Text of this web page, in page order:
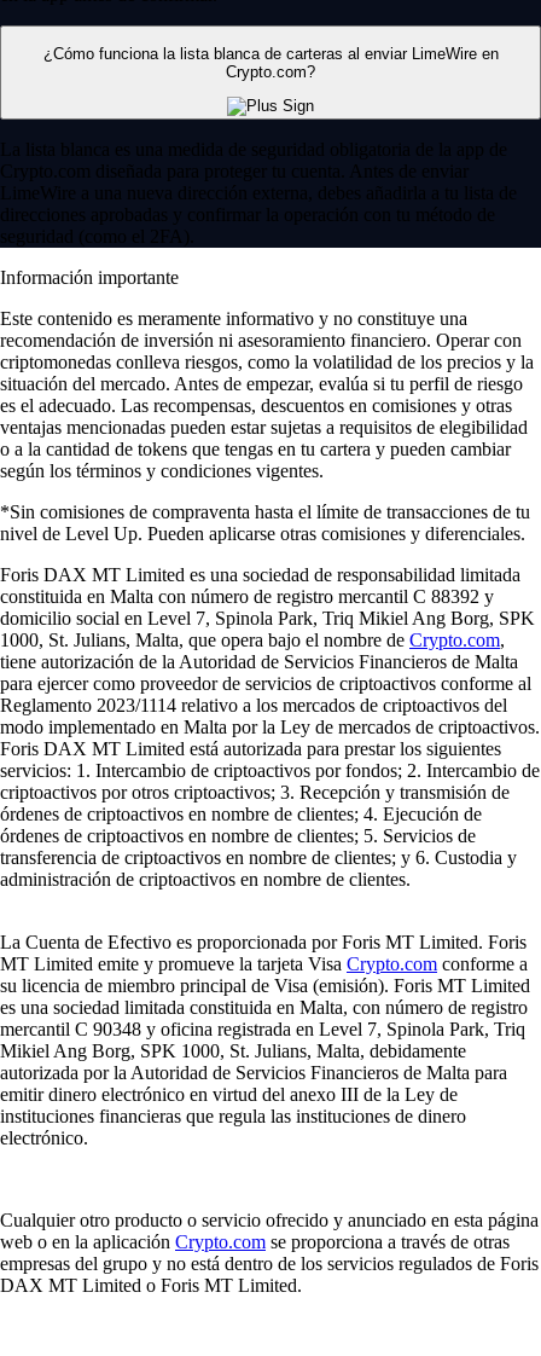
¿Cómo funciona la lista blanca de carteras al enviar LimeWire en
Crypto.com?
La lista blanca es una medida de seguridad obligatoria de la app de
Crypto.com diseñada para proteger tu cuenta. Antes de enviar
LimeWire a una nueva dirección externa, debes añadirla a tu lista de
direcciones aprobadas y confirmar la operación con tu método de
seguridad (como el 2FA).
Información importante
Este contenido es meramente informativo y no constituye una
recomendación de inversión ni asesoramiento financiero. Operar con
criptomonedas conlleva riesgos, como la volatilidad de los precios y la
situación del mercado. Antes de empezar, evalúa si tu perfil de riesgo
es el adecuado. Las recompensas, descuentos en comisiones y otras
ventajas mencionadas pueden estar sujetas a requisitos de elegibilidad
o a la cantidad de tokens que tengas en tu cartera y pueden cambiar
según los términos y condiciones vigentes.
*Sin comisiones de compraventa hasta el límite de transacciones de tu
nivel de Level Up. Pueden aplicarse otras comisiones y diferenciales.
Foris DAX MT Limited es una sociedad de responsabilidad limitada
constituida en Malta con número de registro mercantil C 88392 y
domicilio social en Level 7, Spinola Park, Triq Mikiel Ang Borg, SPK
1000, St. Julians, Malta, que opera bajo el nombre de Crypto.com,
tiene autorización de la Autoridad de Servicios Financieros de Malta
para ejercer como proveedor de servicios de criptoactivos conforme al
Reglamento 2023/1114 relativo a los mercados de criptoactivos del
modo implementado en Malta por la Ley de mercados de criptoactivos.
Foris DAX MT Limited está autorizada para prestar los siguientes
servicios: 1. Intercambio de criptoactivos por fondos; 2. Intercambio de
criptoactivos por otros criptoactivos; 3. Recepción y transmisión de
órdenes de criptoactivos en nombre de clientes; 4. Ejecución de
órdenes de criptoactivos en nombre de clientes; 5. Servicios de
transferencia de criptoactivos en nombre de clientes; y 6. Custodia y
administración de criptoactivos en nombre de clientes.
La Cuenta de Efectivo es proporcionada por Foris MT Limited. Foris
MT Limited emite y promueve la tarjeta Visa Crypto.com conforme a
su licencia de miembro principal de Visa (emisión). Foris MT Limited
es una sociedad limitada constituida en Malta, con número de registro
mercantil C 90348 y oficina registrada en Level 7, Spinola Park, Triq
Mikiel Ang Borg, SPK 1000, St. Julians, Malta, debidamente
autorizada por la Autoridad de Servicios Financieros de Malta para
emitir dinero electrónico en virtud del anexo III de la Ley de
instituciones financieras que regula las instituciones de dinero
electrónico.
Cualquier otro producto o servicio ofrecido y anunciado en esta página
web o en la aplicación Crypto.com se proporciona a través de otras
empresas del grupo y no está dentro de los servicios regulados de Foris
DAX MT Limited o Foris MT Limited.